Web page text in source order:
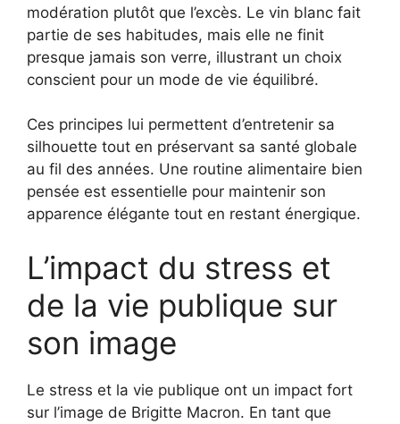
modération plutôt que l’excès. Le vin blanc fait
partie de ses habitudes, mais elle ne finit
presque jamais son verre, illustrant un choix
conscient pour un mode de vie équilibré.
Ces principes lui permettent d’entretenir sa
silhouette tout en préservant sa santé globale
au fil des années. Une routine alimentaire bien
pensée est essentielle pour maintenir son
apparence élégante tout en restant énergique.
L’impact du stress et
de la vie publique sur
son image
Le stress et la vie publique ont un impact fort
sur l’image de Brigitte Macron. En tant que